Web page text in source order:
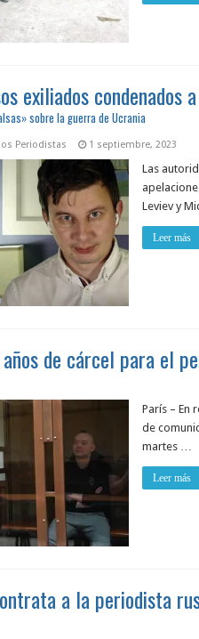
exiliados condenados
sobre la guerra de Ucrania
Periodistas 1 septiembre, 2023
Las
Leviev y
Leer más
de cárcel para el
París – En
de
martes …
Leer más
a la periodista